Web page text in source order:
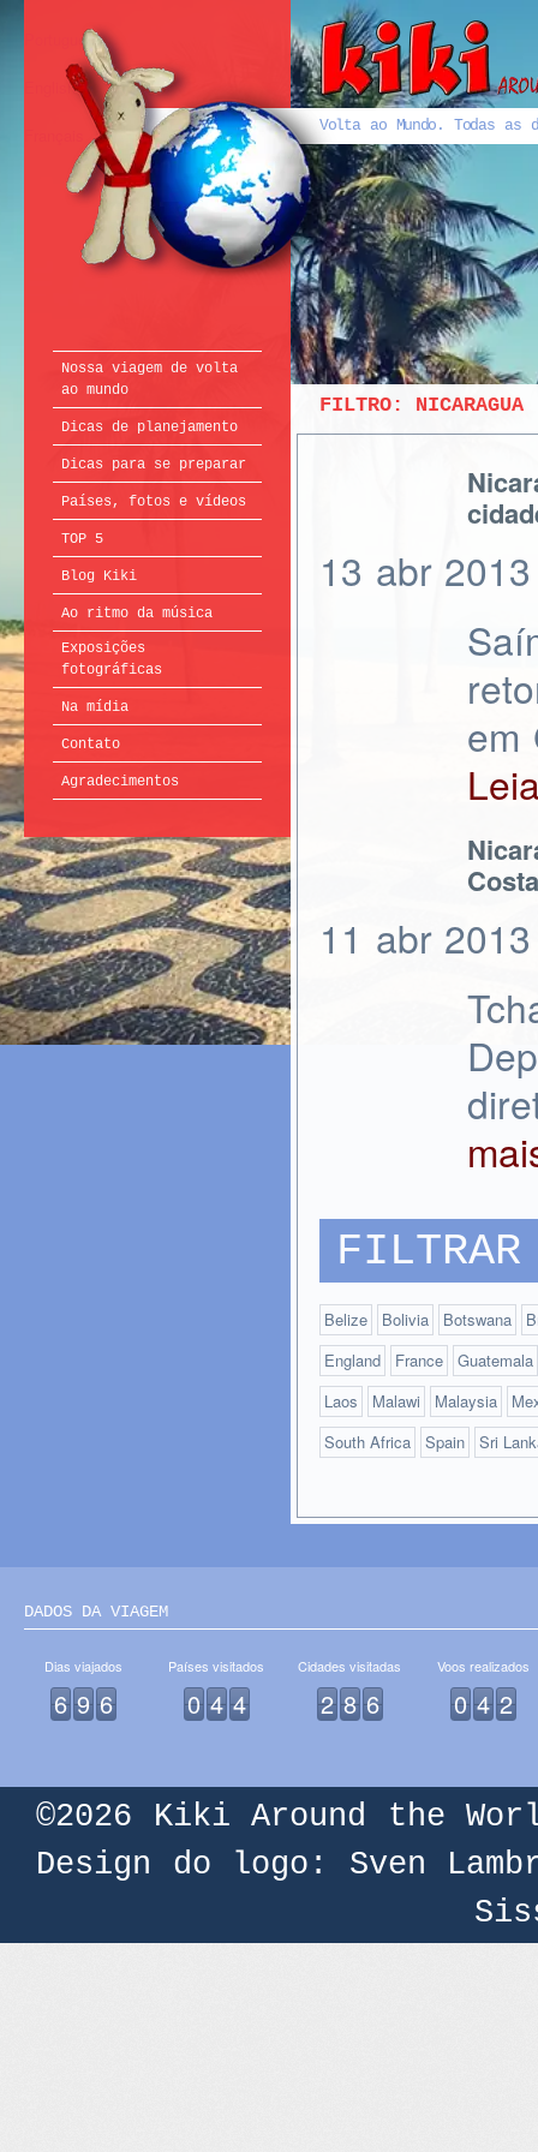
Volta ao Mundo. Todas
Português
English
Nossa viagem de volta
ao mundo
Dicas de planejamento
Dicas para se preparar
Países, fotos e vídeos
TOP 5
Blog Kiki
Ao ritmo da música
Exposições
fotográficas
Na mídia
Contato
Agradecimentos
FILTRO: NICARAGUA
13 abr 2013
em
11 abr 2013
Belize Bolivia Botswana
England
France
Guatemala
Laos
Malawi Malaysia
South Africa
Spain Sri
DADOS DA VIAGEM
Dias viajados
6 9 6
Países visitados
0 4 4
Cidades visitadas
2 8 6
Voos realizados
0 4 2
©2026 Kiki Around the
Design do logo: Sven